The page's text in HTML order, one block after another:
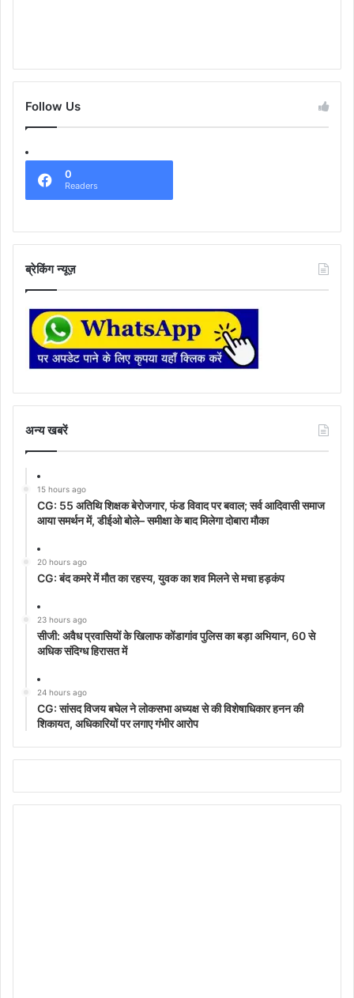
Follow Us
0
Readers
ब्रेकिंग न्यूज़
अन्‍य खबरें
15 hours ago
CG: 55 अतिथि शिक्षक बेरोजगार, फंड विवाद पर बवाल; सर्व आदिवासी समाज
आया समर्थन में, डीईओ बोले– समीक्षा के बाद मिलेगा दोबारा मौका
20 hours ago
CG: बंद कमरे में मौत का रहस्य, युवक का शव मिलने से मचा हड़कंप
23 hours ago
सीजी: अवैध प्रवासियों के खिलाफ कोंडागांव पुलिस का बड़ा अभियान, 60 से
अधिक संदिग्ध हिरासत में
24 hours ago
CG: सांसद विजय बघेल ने लोकसभा अध्यक्ष से की विशेषाधिकार हनन की
शिकायत, अधिकारियों पर लगाए गंभीर आरोप